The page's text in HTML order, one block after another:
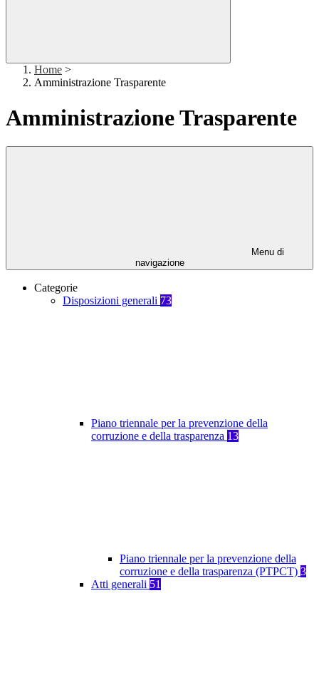
Home >
Amministrazione Trasparente
Amministrazione Trasparente
Menu di
navigazione
Categorie
Disposizioni generali 73
Piano triennale per la prevenzione della
corruzione e della trasparenza 13
Piano triennale per la prevenzione della
corruzione e della trasparenza (PTPCT) 3
Atti generali 51